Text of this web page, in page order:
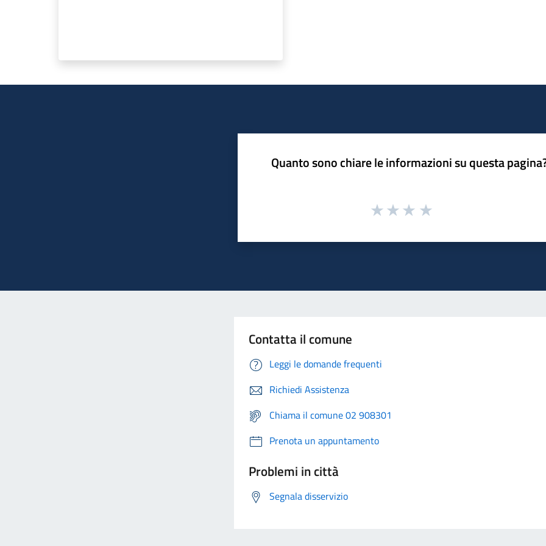
Quanto sono chiare le informazioni su questa
Contatta il comune
Leggi le domande frequenti
Richiedi Assistenza
Chiama il comune 02 908301
Prenota un appuntamento
Problemi in città
Segnala disservizio